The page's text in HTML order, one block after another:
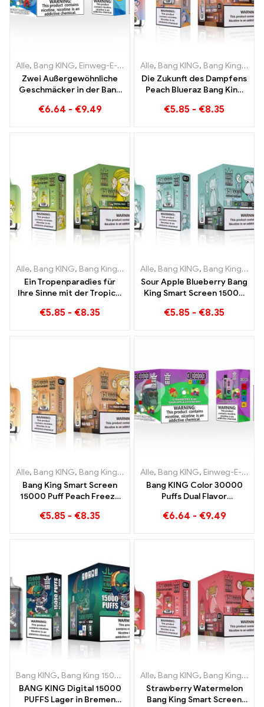
Alle, Bang KING, Einweg-E-Zigaretten Litauen ,Einweg-E-
Zwei Außergewöhnliche
Geschmäcker in der Bang
Zigarette Blueberry
€6.64 - €9.49
Alle, Bang KING, Bang King Smart Screen 15000 Puff
Die Zukunft des Dampfens
Peach Blueraz Bang King
€5.85 - €8.35
Alle, Bang KING, Bang King Smart Screen 15000 Puff ,Einweg-E-
Ein Tropenparadies für
Ihre Sinne mit der Tropical
Screen 15000 Puff
€5.85 - €8.35
Alle, Bang KING, Bang King Smart Screen 15000 Puff
Sour Apple Blueberry Bang
King Smart Screen 15000
Dampferlebnis voller
€5.85 - €8.35
Alle, Bang KING, Bang King Smart Screen 15000 Puff ,Einweg-E-
Bang King Smart Screen
15000 Puff Peach Freeze
€5.85 - €8.35
Alle, Bang KING, Einweg-E-Zigaretten Litauen
Bang KING Color 30000
Puffs Dual Flavor
Strawberry Kiwi und Sour
€6.64 - €9.49
Bang KING, Bang King 15000 Puffs ,Einweg E-zigarette mit Nikotin
BANG KING Digital 15000
PUFFS Lager in Bremen
Alle, Bang KING, Bang King Smart Screen 15000 Puff
Strawberry Watermelon
Bang King Smart Screen